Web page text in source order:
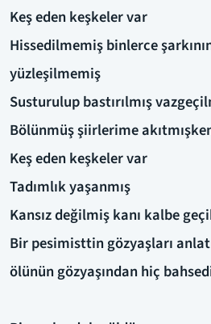
Keş eden keşkeler var
Hissedilmemiş binlerce
yüzleşilmemiş
Susturulup bastırılmış
Bölünmüş şiirlerime
Keş eden keşkeler var
Tadımlık yaşanmış
Kansız değilmiş kanı kalbe
Bir pesimisttin gözyaşları
ölünün gözyaşından hiç